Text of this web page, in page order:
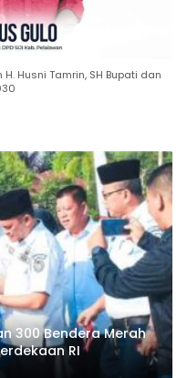
Husni Tamrin, SH Bupati dan
300 Bendera Merah
RI